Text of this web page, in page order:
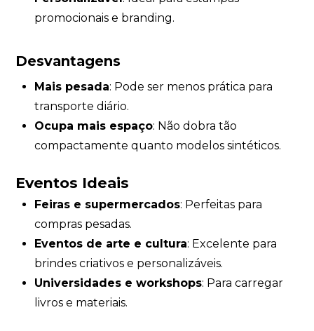
promocionais e branding.
Desvantagens
Mais pesada: Pode ser menos prática para
transporte diário.
Ocupa mais espaço: Não dobra tão
compactamente quanto modelos sintéticos.
Eventos Ideais
Feiras e supermercados: Perfeitas para
compras pesadas.
Eventos de arte e cultura: Excelente para
brindes criativos e personalizáveis.
Universidades e workshops: Para carregar
livros e materiais.